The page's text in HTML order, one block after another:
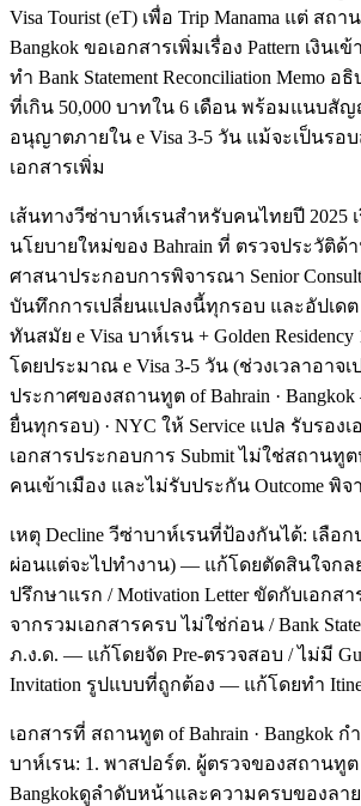
Visa Tourist (eT) เพื่อ Trip Manama แต่ สถา
Bangkok ขอเอกสารเพิ่มเรื่อง Pattern เงิน
ทำ Bank Statement Reconciliation Memo อ
ที่เกิน 50,000 บาทใน 6 เดือน พร้อมแนบสั
อนุญาตภายใน e Visa 3-5 วัน แม้จะเป็นรอ
เอกสารเพิ่ม
เส้นทางวีซ่าบาห์เรนสำหรับคนไทยปี 2025
นโยบายใหม่ของ Bahrain ที่ ตรวจประวัติ
ศาสนาประกอบการพิจารณา Senior
บันทึกการเปลี่ยนแปลงนี้ทุกรอบ และอัปเดต
ทันสมัย e Visa บาห์เรน + Golden
โดยประมาณ e Visa 3-5 วัน (ช่วงเวลาอาจ
ประกาศของสถานทูต of Bahrain ·
ยื่นทุกรอบ) · NYC ให้ Service แปล รับรอง
เอกสารประกอบการ Submit ไม่ใช่สถานทู
คนเข้าเมือง และไม่รับประกัน Outcome พิ
เหตุ Decline วีซ่าบาห์เรนที่ป้องกันได้: เลือ
ผ่อนแต่จะไปทำงาน) — แก้โดยตัดสินใจก
ปรึกษาแรก / Motivation Letter ขัดกับเอกส
จากรวมเอกสารครบ ไม่ใช่ก่อน / Bank
ภ.ง.ด. — แก้โดยจัด Pre-ตรวจสอบ / ไม่มี
Invitation รูปแบบที่ถูกต้อง — แก้โดยทำ
เอกสารที่ สถานทูต of Bahrain · Bangkok
บาห์เรน: 1. พาสปอร์ต. ผู้ตรวจของสถานทูต
Bangkokดูลำดับหน้าและความครบของลา